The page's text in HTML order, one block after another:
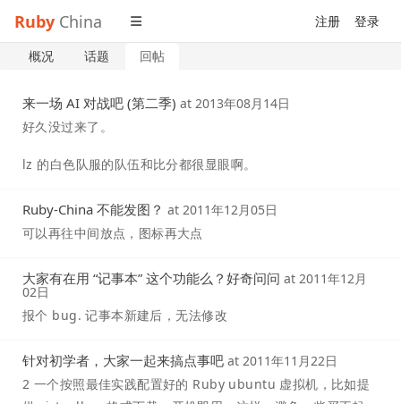
Ruby China 注册 登录
概况 话题 回帖
来一场 AI 对战吧 (第二季) at 2013年08月14日
好久没过来了。
lz 的白色队服的队伍和比分都很显眼啊。
Ruby-China 不能发图？ at 2011年12月05日
可以再往中间放点，图标再大点
大家有在用 “记事本” 这个功能么？好奇问问 at 2011年12月
02日
报个 bug. 记事本新建后，无法修改
针对初学者，大家一起来搞点事吧 at 2011年11月22日
2 一个按照最佳实践配置好的 Ruby ubuntu 虚拟机，比如提